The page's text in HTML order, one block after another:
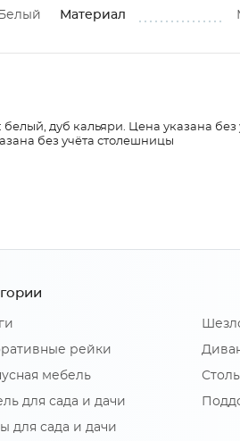
Материал
дуб кальяри. Цена указана
без учёта столешницы
рейки
мебель
для сада и дачи
для сада и дачи